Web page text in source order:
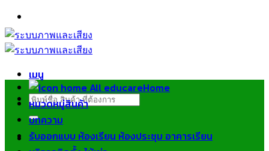
ข้าม
ไป
ยัง
เมนู
ค้นหา:
Home
หมวดหมู่สินค้า
บทความ
รับออกแบบ ห้องเรียน ห้องประชุม อาคารเรียน